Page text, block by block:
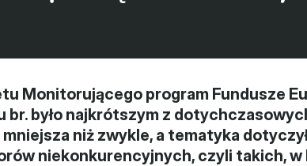
Monitorującego program Fundusze
br. było najkrótszym z
niż zwykle, a tematyka
niekonkurencyjnych, czyli takich,